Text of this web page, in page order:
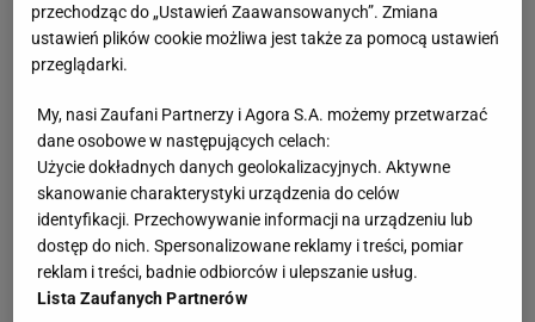
przechodząc do „Ustawień Zaawansowanych”. Zmiana
ustawień plików cookie możliwa jest także za pomocą ustawień
przeglądarki.
My, nasi Zaufani Partnerzy i Agora S.A. możemy przetwarzać
dane osobowe w następujących celach:
Użycie dokładnych danych geolokalizacyjnych. Aktywne
skanowanie charakterystyki urządzenia do celów
identyfikacji. Przechowywanie informacji na urządzeniu lub
dostęp do nich. Spersonalizowane reklamy i treści, pomiar
reklam i treści, badnie odbiorców i ulepszanie usług.
Lista Zaufanych Partnerów